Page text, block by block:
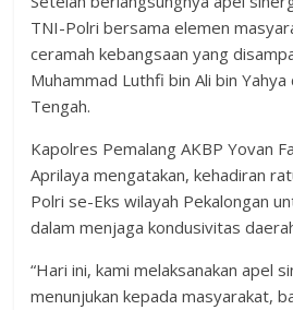
TNI-Polri bersama elemen
ceramah kebangsaan yang
Muhammad Luthfi bin Ali bin Yahya
Tengah.
Kapolres Pemalang AKBP Yovan
Aprilaya mengatakan, kehadiran
Polri se-Eks wilayah Pekalongan
dalam menjaga kondusivitas
“Hari ini, kami melaksanakan apel
menunjukan kepada masyarakat,